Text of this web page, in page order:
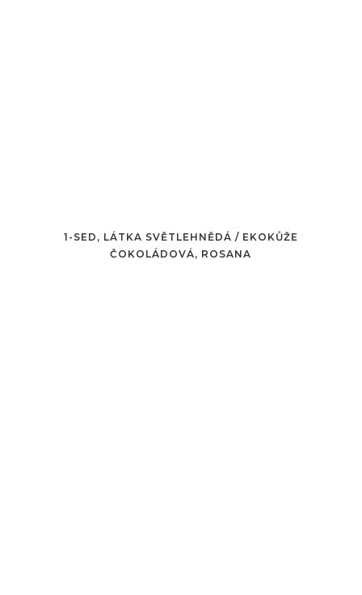
1-SED, LÁTKA SVĚTLEHNĚDÁ / EKOKŮŽE
ČOKOLÁDOVÁ, ROSANA